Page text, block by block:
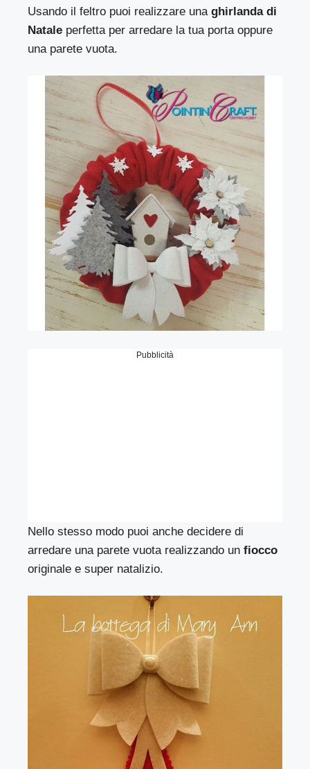
Usando il feltro puoi realizzare unaghirlanda di
Natale perfetta per arredare la tua porta oppure
una parete vuota.
Pubblicità
Nello stesso modo puoi anche decidere di
arredare una parete vuota realizzando unfiocco
originale e super natalizio.